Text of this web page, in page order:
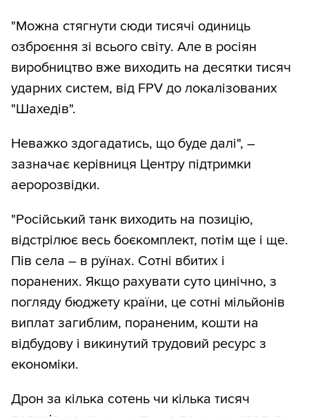
"Можна стягнути сюди тисячі одиниць
озброєння зі всього світу. Але в росіян
виробництво вже виходить на десятки тисяч
ударних систем, від FPV до локалізованих
"Шахедів".
Неважко здогадатись, що буде далі", –
зазначає керівниця Центру підтримки
аеророзвідки.
"Російський танк виходить на позицію,
відстрілює весь боєкомплект, потім ще і ще.
Пів села – в руїнах. Сотні вбитих і
поранених. Якщо рахувати суто цинічно, з
погляду бюджету країни, це сотні мільйонів
виплат загиблим, пораненим, кошти на
відбудову і викинутий трудовий ресурс з
економіки.
Дрон за кілька сотень чи кілька тисяч